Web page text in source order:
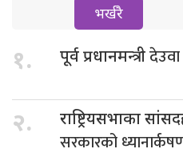
भर्खरै
१. पूर्व प्रधानमन्त्री
२. राष्ट्रियसभाका
सरकारको